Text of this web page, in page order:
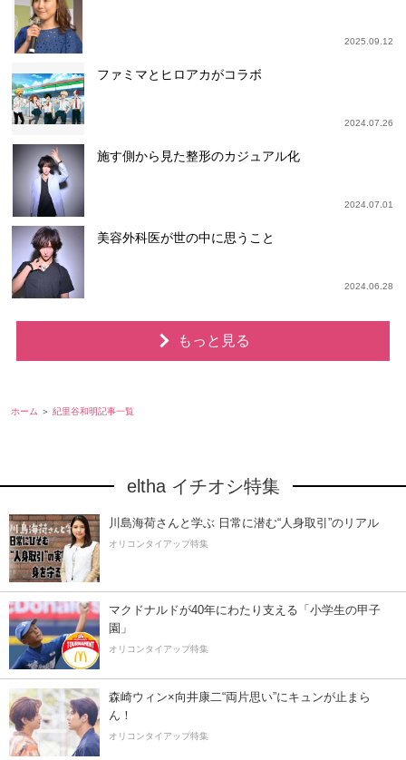
2025.09.12
ファミマとヒロアカがコラボ
2024.07.26
施す側から見た整形のカジュアル化
2024.07.01
美容外科医が世の中に思うこと
2024.06.28
もっと見る
ホーム 紀里谷和明記事一覧
eltha イチオシ特集
川島海荷さんと学ぶ 日常に潜む“人身取引”のリアル
オリコンタイアップ特集
マクドナルドが40年にわたり支える「小学生の甲子
園」
オリコンタイアップ特集
森崎ウィン×向井康二“両片思い”にキュンが止まら
ん！
オリコンタイアップ特集